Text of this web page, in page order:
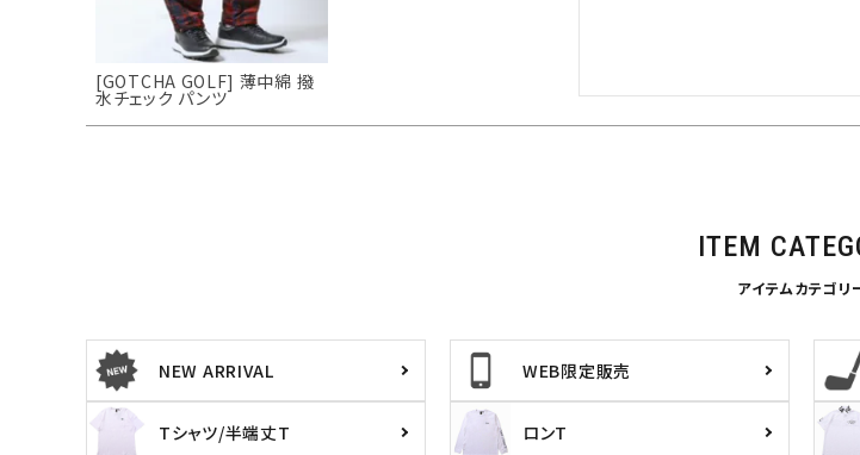
[GOTCHA GOLF] 薄中綿 撥
水チェック パンツ
ITEM
アイテムカテゴリ
NEW ARRIVAL WEB限定販売
Tシャツ/半端丈T ロンT